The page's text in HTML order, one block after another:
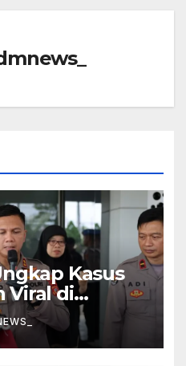
Kasus
Viral di
Berawal dari